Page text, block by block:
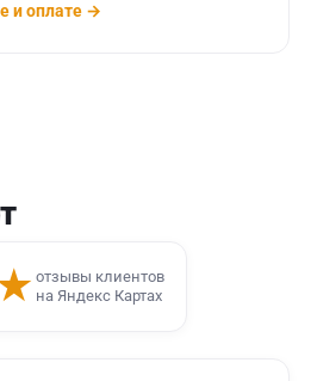
и оплате →
отзывы клиентов
на Яндекс Картах